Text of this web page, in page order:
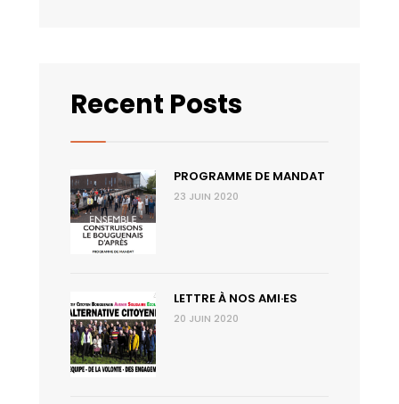
Recent Posts
PROGRAMME DE MANDAT
23 JUIN 2020
LETTRE À NOS AMI·ES
20 JUIN 2020